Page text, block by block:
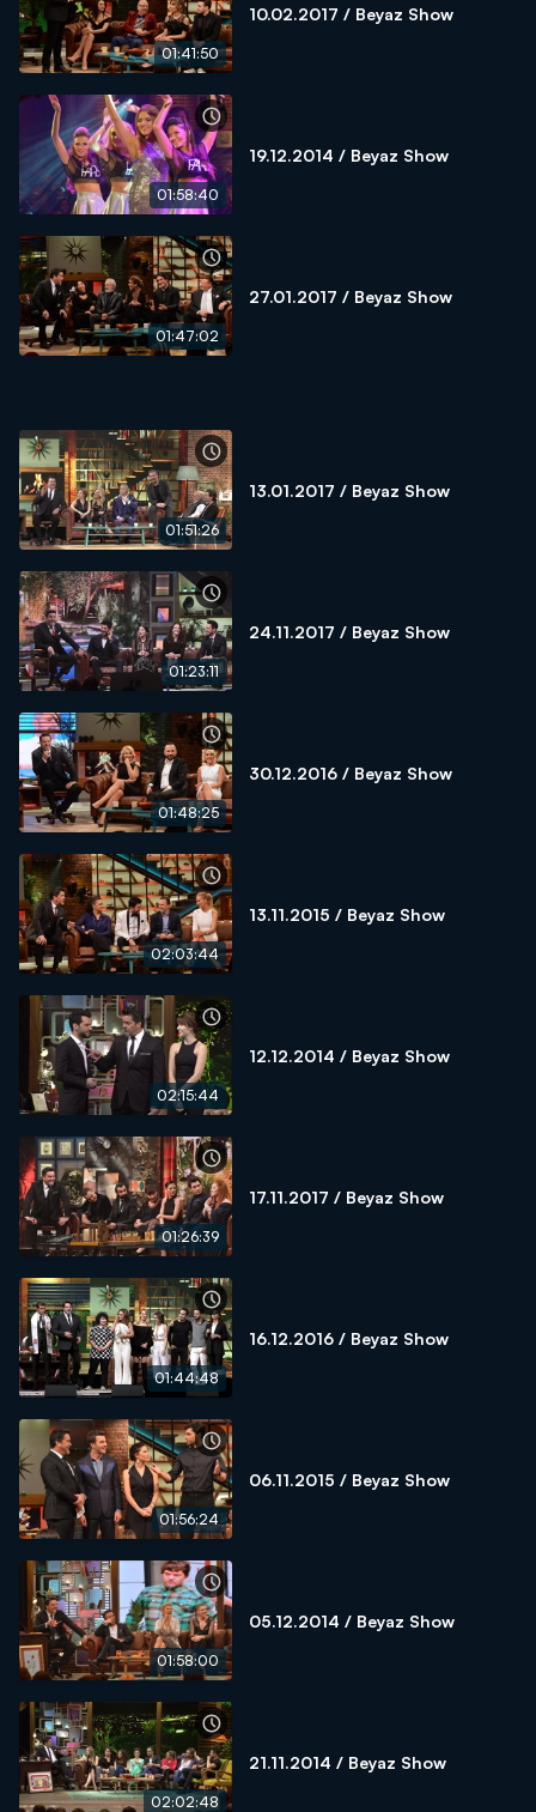
01:41:50
10.02.2017 / Beyaz Show
01:58:40
19.12.2014 / Beyaz Show
01:47:02
27.01.2017 / Beyaz Show
01:51:26
13.01.2017 / Beyaz Show
01:23:11
24.11.2017 / Beyaz Show
01:48:25
30.12.2016 / Beyaz Show
02:03:44
13.11.2015 / Beyaz Show
02:15:44
12.12.2014 / Beyaz Show
01:26:39
17.11.2017 / Beyaz Show
01:44:48
16.12.2016 / Beyaz Show
01:56:24
06.11.2015 / Beyaz Show
01:58:00
05.12.2014 / Beyaz Show
02:02:48
21.11.2014 / Beyaz Show